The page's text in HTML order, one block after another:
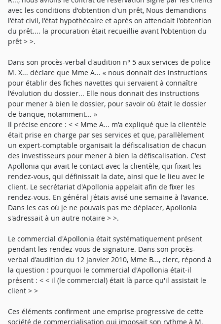
avec les conditions d'obtention d'un prêt, Nous demandions
l'état civil, l'état hypothécaire et après on attendait l'obtention
du prêt.... la procuration était recueillie avant l'obtention du
prêt > >.
Dans son procès-verbal d'audition n° 5 aux services de police
M. X... déclare que Mme A... « nous donnait des instructions
pour établir des fiches navettes qui servaient à connaître
l'évolution du dossier... Elle nous donnait des instructions
pour mener à bien le dossier, pour savoir où était le dossier
de banque, notamment... »
Il précise encore : < < Mme A... m'a expliqué que la clientèle
était prise en charge par ses services et que, parallèlement
un expert-comptable organisait la défiscalisation de chacun
des investisseurs pour mener à bien la défiscalisation. C'est
Apollonia qui avait le contact avec la clientèle, qui fixait les
rendez-vous, qui définissait la date, ainsi que le lieu avec le
client. Le secrétariat d'Apollonia appelait afin de fixer les
rendez-vous. En général j'étais avisé une semaine à l'avance.
Dans les cas où je ne pouvais pas me déplacer, Apollonia
s'adressait à un autre notaire > >.
Le commercial d'Apollonia était systématiquement présent
pendant les rendez-vous de signature. Dans son procès-
verbal d'audition du 12 janvier 2010, Mme B..., clerc, répond à
la question : pourquoi le commercial d'Apollonia était-il
présent : < < il (le commercial) était là parce qu'il assistait le
client > >
Ces éléments confirment une emprise progressive de cette
société de commercialisation qui imposait son rythme à M.